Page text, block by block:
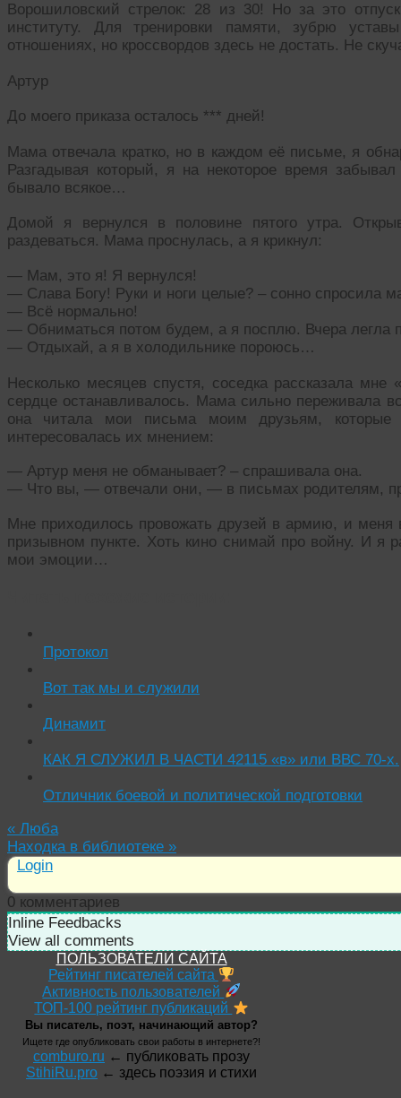
Ворошиловский стрелок: 28 из 30! Но за это
институту. Для тренировки памяти, зубрю
отношениях, но кроссвордов здесь не достать. Не
Артур
До моего приказа осталось *** дней!
Мама отвечала кратко, но в каждом её письме, я
Разгадывая который, я на некоторое время
бывало всякое…
Домой я вернулся в половине пятого утра.
раздеваться. Мама проснулась, а я крикнул:
— Мам, это я! Я вернулся!
— Слава Богу! Руки и ноги целые? – сонно спросила
— Всё нормально!
— Обниматься потом будем, а я посплю. Вчера легла
— Отдыхай, а я в холодильнике пороюсь…
Несколько месяцев спустя, соседка рассказала
сердце останавливалось. Мама сильно переживала
она читала мои письма моим друзьям,
интересовалась их мнением:
— Артур меня не обманывает? – спрашивала она.
— Что вы, — отвечали они, — в письмах родителям,
Мне приходилось провожать друзей в армию, и меня
призывном пункте. Хоть кино снимай про войну. И я
мои эмоции…
Протокол
Вот так мы и служили
Динамит
КАК Я СЛУЖИЛ В ЧАСТИ 42115 «в» или ВВС 70-х.
Отличник боевой и политической подготовки
« Люба
Находка в библиотеке »
Login
0 комментариев
Inline Feedbacks
View all comments
ПОЛЬЗОВАТЕЛИ САЙТА
Рейтинг писателей сайта
Активность пользователей
ТОП-100 рейтинг публикаций
Вы писатель, поэт, начинающий автор?
Ищете где опубликовать свои работы в интернете?!
comburo.ru ← публиковать прозу
StihiRu.pro ← здесь поэзия и стихи